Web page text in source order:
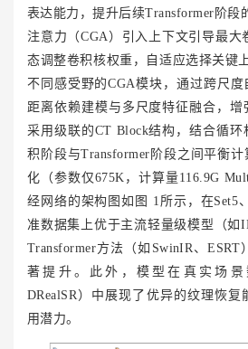
表达能力，提升后续Transformer阶段
注意力（CGA）引入上下文引导最大
态调整卷积核权重，自适应选择关键
不同感受野的CGA模块，通过跨尺
距离依赖建模与多尺度特征融合，
采用级联的CT Block结构，结合循
积阶段与Transformer阶段之间平衡
化（参数仅675K，计算量116.9G
经网络的架构图如图 1所示，在Set5
准数据集上优于主流轻量级模型（如
Transformer方法（如 SwinIR、ESRT
著提升。此外，模型在真实场景
DRealSR）中展现了优异的纹理恢
用潜力。